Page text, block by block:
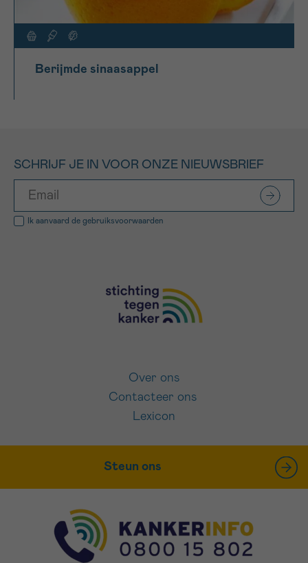
Berijmde sinaasappel
SCHRIJF JE IN VOOR ONZE NIEUWSBRIEF
Ik aanvaard de gebruiksvoorwaarden
Over ons
Contacteer ons
Lexicon
Steun ons